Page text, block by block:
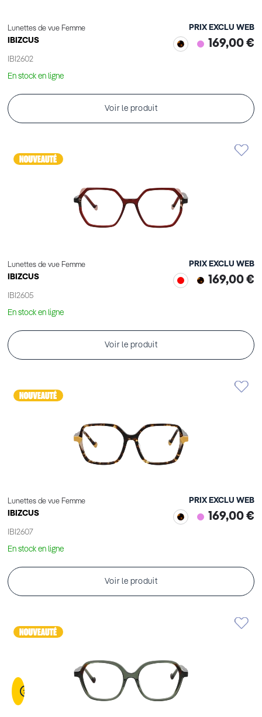
Lunettes de vue Femme
IBIZCUS
IBI2602
PRIX EXCLU WEB
169,00 €
En stock en ligne
Voir le produit
Lunettes de vue Femme
IBIZCUS
IBI2605
PRIX EXCLU WEB
169,00 €
En stock en ligne
Voir le produit
Lunettes de vue Femme
IBIZCUS
IBI2607
PRIX EXCLU WEB
169,00 €
En stock en ligne
Voir le produit